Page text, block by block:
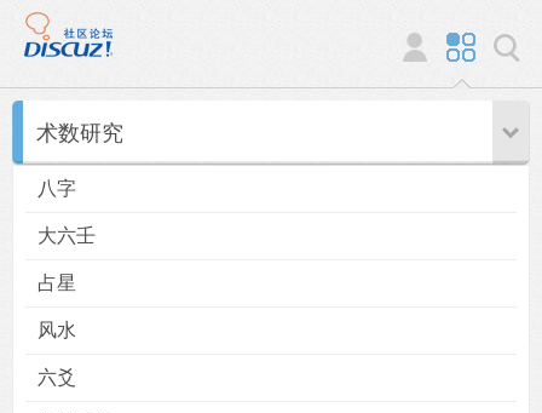
术数研究
八字
大六壬
占星
风水
六爻